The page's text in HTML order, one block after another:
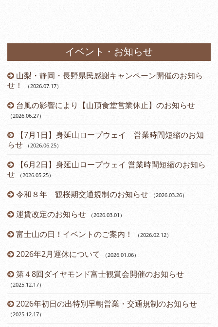
イベント・お知らせ
山梨・静岡・長野県民感謝キャンペーン開催のお知ら
せ！
（2026.07.17）
台風の影響により【山頂食堂営業休止】のお知らせ
（2026.06.27）
【7月1日】身延山ロープウェイ 営業時間短縮のお知
らせ
（2026.06.25）
【6月2日】身延山ロープウェイ 営業時間短縮のお知ら
せ
（2026.05.25）
令和８年 観桜期交通規制のお知らせ （2026.03.26）
運賃改定のお知らせ （2026.03.01 ）
富士山の日！イベントのご案内！ （2026.02.12）
2026年2月運休について （2026.01.06）
第４8回ダイヤモンド富士観賞会開催のお知らせ
（2025.12.17）
2026年初日の出特別早朝営業・交通規制のお知らせ
（2025.12.17）